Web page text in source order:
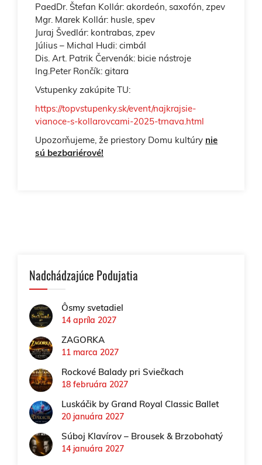
PaedDr. Štefan Kollár: akordeón, saxofón, zpev
Mgr. Marek Kollár: husle, spev
Juraj Švedlár: kontrabas, zpev
Július – Michal Hudi: cimbál
Dis. Art. Patrik Červenák: bicie nástroje
Ing.Peter Rončík: gitara
Vstupenky zakúpite TU:
https://topvstupenky.sk/event/najkrajsie-
vianoce-s-kollarovcami-2025-trnava.html
Upozorňujeme, že priestory Domu kultúry nie
sú bezbariérové!
Nadchádzajúce Podujatia
Ôsmy svetadiel
14 apríla 2027
ZAGORKA
11 marca 2027
Rockové Balady pri Sviečkach
18 februára 2027
Luskáčik by Grand Royal Classic Ballet
20 januára 2027
Súboj Klavírov – Brousek & Brzobohatý
14 januára 2027